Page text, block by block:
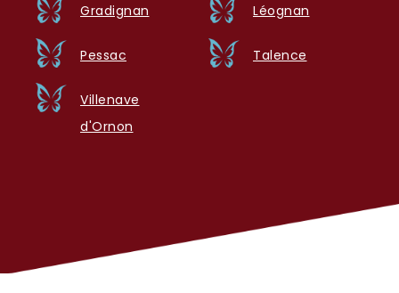
Gradignan Léognan
Pessac Talence
Villenave
d'Ornon